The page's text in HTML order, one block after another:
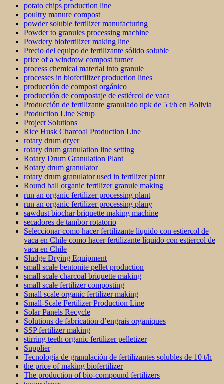
potato chips production line
poultry manure compost
powder soluble fertilizer manufacturing
Powder to granules processing machine
Powdery biofertilizer making line
Precio del equipo de fertilizante sólido soluble
price of a windrow compost turner
process chemical material into granule
processes in biofertilizer production lines
producción de compost orgánico
producción de compostaje de estiércol de vaca
Producción de fertilizante granulado npk de 5 t/h en Bolivia
Production Line Setup
Project Solutions
Rice Husk Charcoal Production Line
rotary drum dryer
rotary drum granulation line setting
Rotary Drum Granulation Plant
Rotary drum granulator
rotary drum granulator used in fertilizer plant
Round ball organic fertilizer granule making
run an organic fertilizer processing plant
run an organic fertilizer processing plany
sawdust biochar briquette making machine
secadores de tambor rotatorio
Seleccionar como hacer fertilizante líquido con estiercol de
vaca en Chile como hacer fertilizante líquido con estiercol de
vaca en Chile
Sludge Drying Equipment
small scale bentonite pellet production
small scale charcoal briquette making
small scale fertilizer composting
Small scale organic fertilizer making
Small-Scale Fertilizer Production Line
Solar Panels Recycle
Solutions de fabrication d’engrais organiques
SSP fertilizer making
stirring teeth organic fertilizer pelletizer
Supplier
Tecnología de granulación de fertilizantes solubles de 10 t/h
the price of making biofertilizer
The production of bio-compound fertilizers